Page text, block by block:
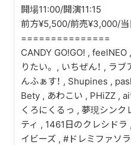
開場11:00/開演11:15
前方¥5,500/前売¥3,000/
===============
CANDY GO!GO! ,
りたい。 , いちぜん！ , ラ
んふぁす！ , Shupines ,
Bety , あわこい , PHiZZ ,
くろにくるっ , 夢現シンク
ティ , 1461日のクレシド
イビーズ , #ドレミファソ